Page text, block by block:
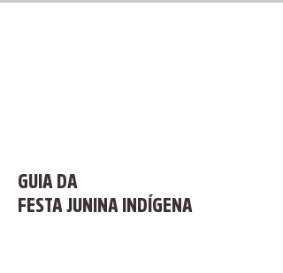
GUIA DA
FESTA JUNINA INDÍGENA